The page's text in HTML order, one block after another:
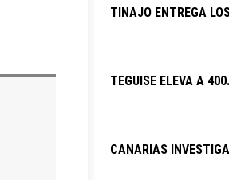
TINAJO ENTREGA
TEGUISE ELEVA A
CANARIAS